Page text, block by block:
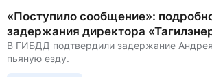
«Поступило сообщение»:
задержания директора
В ГИБДД подтвердили задержание
пьяную езду.